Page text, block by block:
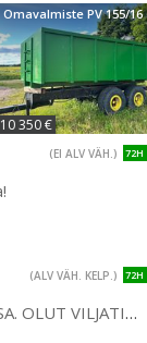
Omavalmiste PV 155/16
10 350 €
72H
(EI ALV VÄH.)
72H
(ALV VÄH. KELP.)
VILJATILALLA